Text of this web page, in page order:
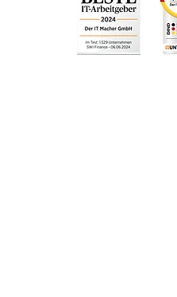
unterstützen. Wir
wünschen